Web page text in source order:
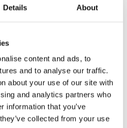
Details About
content and ads, to
and to analyse our traffic.
about your use of our site with
and analytics partners who
information that you’ve
collected from your use
en diameter av 20 cm har
i olika storlek och
kransen. Med 20
den vackert upp som
eller till dekoration ihop